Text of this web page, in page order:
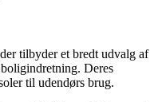
tilbyder et bredt udvalg af
Deres
til udendørs brug.